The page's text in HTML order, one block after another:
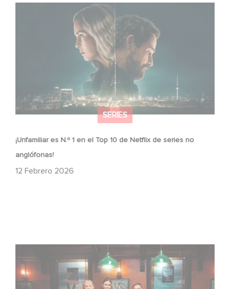
SERIES
¡Unfamiliar es N.º 1 en el Top 10 de Netflix de series no
anglófonas!
12 Febrero 2026
¡Unfamiliar es N.º 1 en el Top 10 de Netflix de series no
When Broken Hearts Want Revenge: Welcome to The
Revenge Club